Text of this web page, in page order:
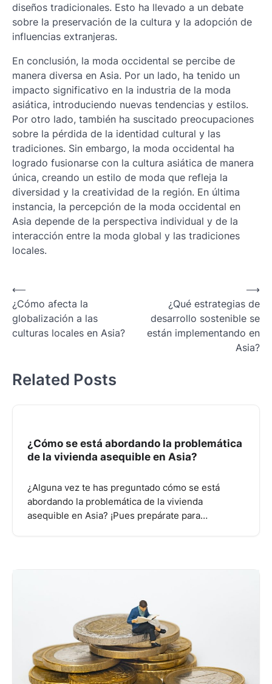
diseños tradicionales. Esto ha llevado a un debate
sobre la preservación de la cultura y la adopción de
influencias extranjeras.
En conclusión, la moda occidental se percibe de
manera diversa en Asia. Por un lado, ha tenido un
impacto significativo en la industria de la moda
asiática, introduciendo nuevas tendencias y estilos.
Por otro lado, también ha suscitado preocupaciones
sobre la pérdida de la identidad cultural y las
tradiciones. Sin embargo, la moda occidental ha
logrado fusionarse con la cultura asiática de manera
única, creando un estilo de moda que refleja la
diversidad y la creatividad de la región. En última
instancia, la percepción de la moda occidental en
Asia depende de la perspectiva individual y de la
interacción entre la moda global y las tradiciones
locales.
Navegación
de
entradas
⟵
¿Cómo afecta la
globalización a las
culturas locales en Asia?
¿Qué estrategias de
desarrollo sostenible se
están implementando en
Asia?
⟶
Related Posts
¿Cómo se está abordando la problemática
de la vivienda asequible en Asia?
¿Alguna vez te has preguntado cómo se está
abordando la problemática de la vivienda
asequible en Asia? ¡Pues prepárate para…